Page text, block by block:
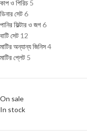
কাপ ও পিরিচ 5
ডিনার সেট6
পানির ফিল্টার ও জগ6
বাটি সেট 12
মাটির অন্যান্য জিনিস4
মাটির প্লেট 5
On sale
In stock